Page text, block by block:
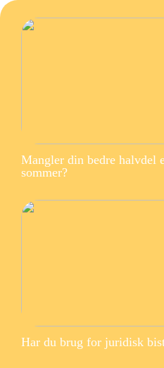
Mangler din bedre halvdel
sommer?
Har du brug for juridisk